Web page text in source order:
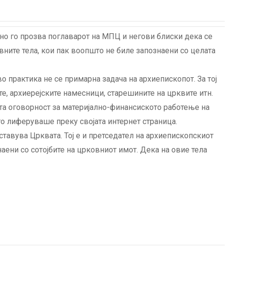
го прозва поглаварот на МПЦ и негови блиски дека се
тела, кои пак воопшто не биле запознаени со целата
практика не се примарна задача на архиепископот. За тој
архиерејските намесници, старешините на црквите итн.
оговорност за материјално-финансиското работење на
преку својата интернет страница.
Црквата. Тој е и претседател на архиепископскиот
со сотојбите на црковниот имот. Дека на овие тела